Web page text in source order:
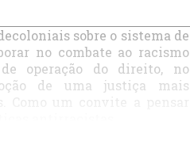
sobre o sistema de
no combate ao racismo
operação do direito, no
de uma justiça mais
Como um convite a pensar